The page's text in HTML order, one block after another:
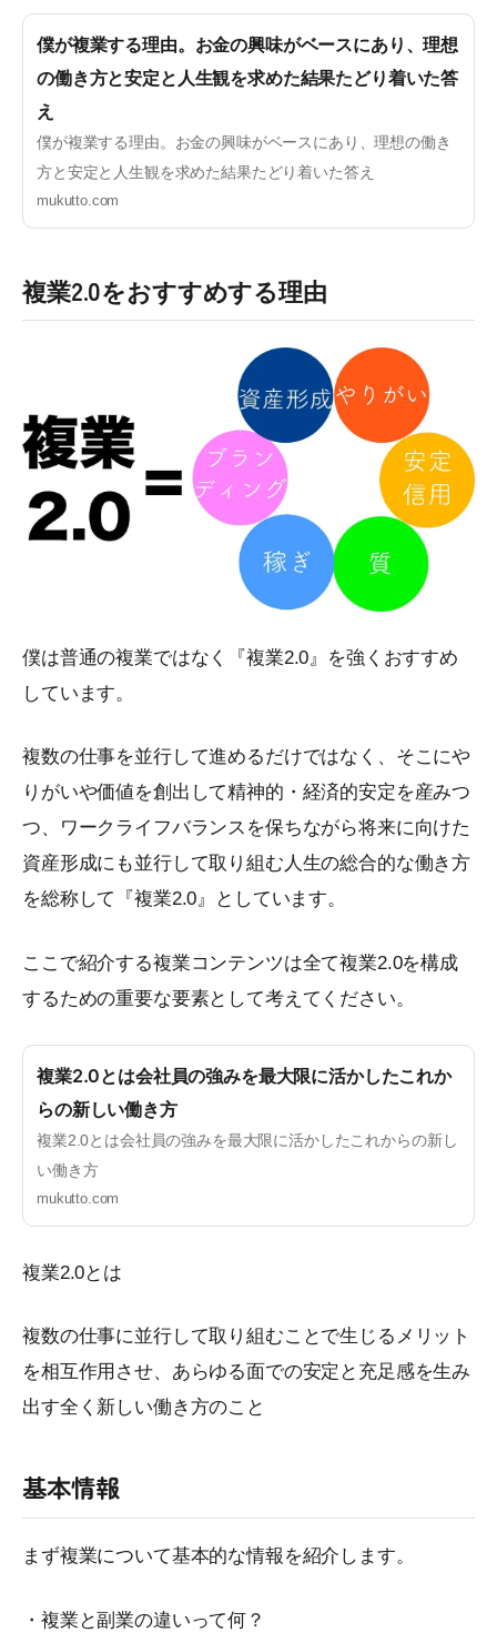
僕が複業する理由。お金の興味がベースにあり、理想
の働き方と安定と人生観を求めた結果たどり着いた答
え
僕が複業する理由。お金の興味がベースにあり、理想の働き
方と安定と人生観を求めた結果たどり着いた答え
mukutto.com
複業2.0をおすすめする理由
僕は普通の複業ではなく『複業2.0』を強くおすすめ
しています。
複数の仕事を並行して進めるだけではなく、そこにや
りがいや価値を創出して精神的・経済的安定を産みつ
つ、ワークライフバランスを保ちながら将来に向けた
資産形成にも並行して取り組む人生の総合的な働き方
を総称して『複業2.0』としています。
ここで紹介する複業コンテンツは全て複業2.0を構成
するための重要な要素として考えてください。
複業2.0とは会社員の強みを最大限に活かしたこれか
らの新しい働き方
複業2.0とは会社員の強みを最大限に活かしたこれからの新し
い働き方
mukutto.com
複業2.0とは
複数の仕事に並行して取り組むことで生じるメリット
を相互作用させ、あらゆる面での安定と充足感を生み
出す全く新しい働き方のこと
基本情報
まず複業について基本的な情報を紹介します。
・複業と副業の違いって何？